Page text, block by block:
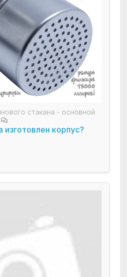
стакана - основной
изготовлен корпус?